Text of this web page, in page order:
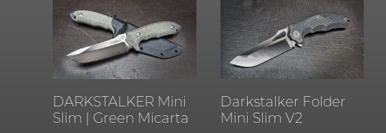
DARKSTALKER Mini
Slim | Green Micarta
Darkstalker Folder
Mini Slim V2